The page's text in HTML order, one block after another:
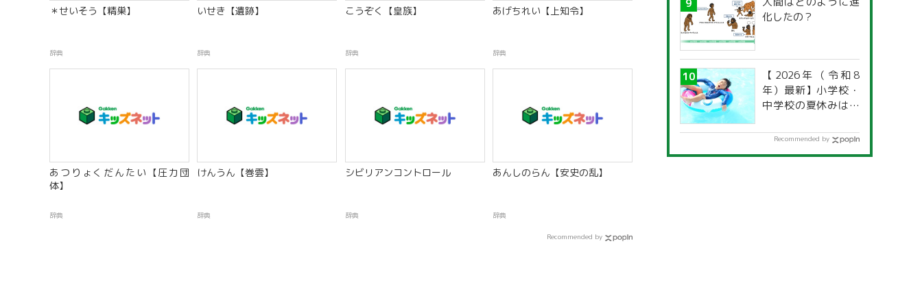
＊せいそう【精巣】
辞典
いせき【遺跡】
辞典
こうぞく【皇族】
辞典
あげちれい【上知令】
辞典
あつりょくだんたい【圧力団
体】
辞典
けんうん【巻雲】
辞典
シビリアンコントロール
辞典
あんしのらん【安史の乱】
辞典
Recommended by
化したの？
【2026年（令和8
年）最新】小学校・
中学校の夏休みはい
道府県別「夏季休暇
Recommended by